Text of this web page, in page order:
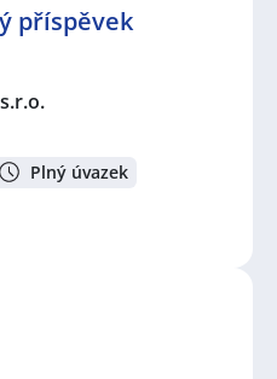
příspěvek
Plný úvazek